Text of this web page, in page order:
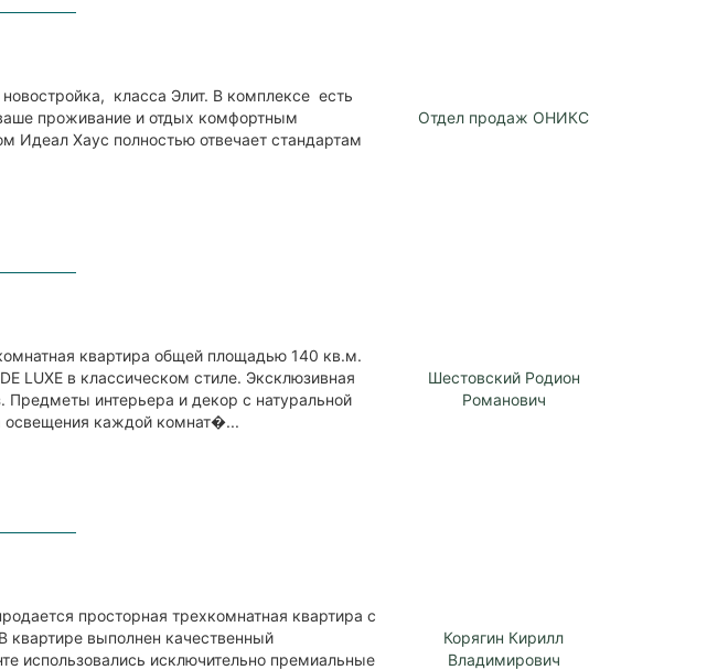
класса Элит. В комплексе есть
проживание и отдых комфортным
Хаус полностью отвечает стандартам
Отдел продаж ОНИКС
квартира общей площадью 140 кв.м.
LUXE в классическом стиле. Эксклюзивная
Предметы интерьера и декор с натуральной
освещения каждой комнат�...
Шестовский Родион
Романович
просторная трехкомнатная квартира с
выполнен качественный
использовались исключительно премиальные
Корягин Кирилл
Владимирович